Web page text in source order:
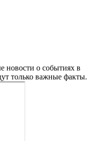
новости о событиях в
только важные факты.